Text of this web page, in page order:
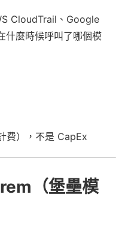
CloudTrail、Google
麼時候呼叫了哪個模
費），不是 CapEx
（堡壘模